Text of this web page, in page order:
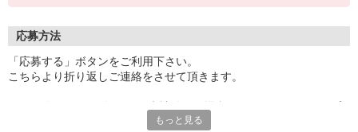
応募方法
「応募する」ボタンをご利用下さい。
こちらより折り返しご連絡をさせて頂きます。
もっと見る